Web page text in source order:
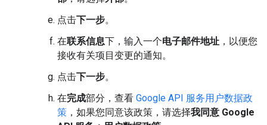
点击下一步。
在联系信息下，输入一个电子邮件地址 ，以便您
接收有关项目变更的通知。
点击下一步。
在完成部分，查看 Google API 服务用户数据政
策 ，如果您同意该政策，请选择我同意 Google